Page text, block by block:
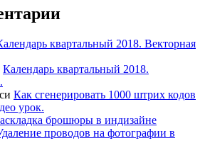
квартальный 2018. Векторная
Календарь квартальный 2018.
Как сгенерировать 1000 штрих кодов
урок.
брошюры в индизайне
проводов на фотографии в